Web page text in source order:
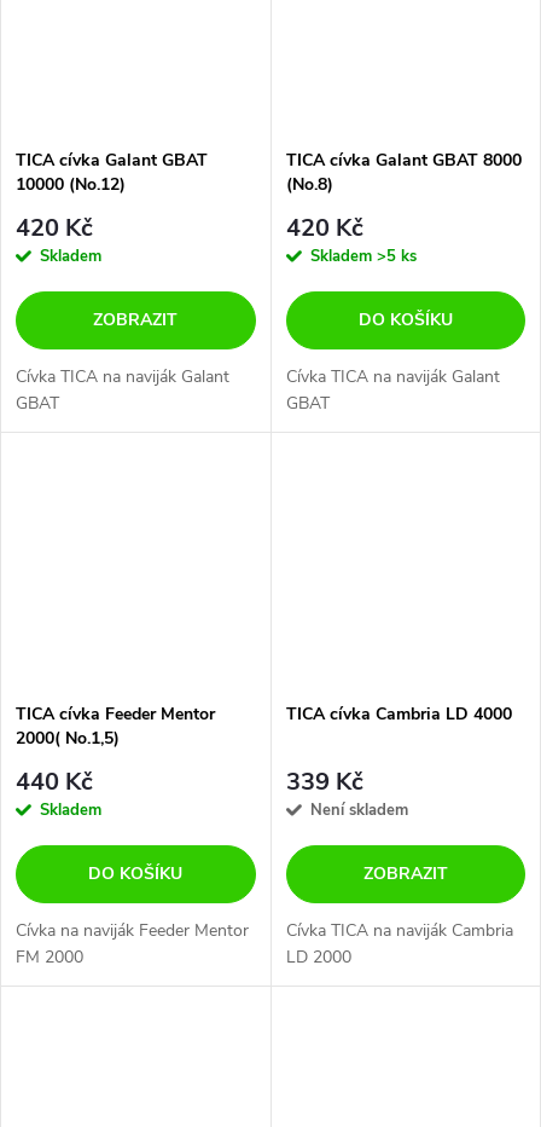
TICA cívka Galant GBAT
10000 (No.12)
420 Kč
Skladem
ZOBRAZIT
Cívka TICA na naviják Galant
GBAT
TICA cívka Galant GBAT 8000
(No.8)
420 Kč
Skladem >5 ks
DO KOŠÍKU
Cívka TICA na naviják Galant
GBAT
TICA cívka Feeder Mentor
2000( No.1,5)
440 Kč
Skladem
DO KOŠÍKU
Cívka na naviják Feeder Mentor
FM 2000
TICA cívka Cambria LD 4000
339 Kč
Není skladem
ZOBRAZIT
Cívka TICA na naviják Cambria
LD 2000